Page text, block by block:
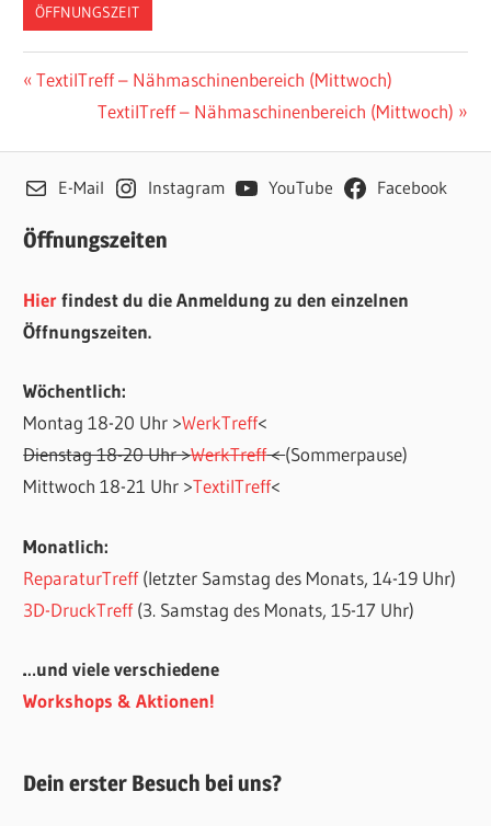
ÖFFNUNGSZEIT
Beitragsnavigation
Vorheriger
TextilTreff – Nähmaschinenbereich (Mittwoch)
Nächster
TextilTreff – Nähmaschinenbereich (Mittwoch)
E-Mail Instagram YouTube Facebook
Öffnungszeiten
Hierfindest du die Anmeldung zu den einzelnen
Öffnungszeiten.
Wöchentlich:
Montag 18-20 Uhr >WerkTreff<
Dienstag 18-20 Uhr >WerkTreff<(Sommerpause)
Mittwoch 18-21 Uhr >TextilTreff<
Monatlich:
ReparaturTreff(letzter Samstag des Monats, 14-19 Uhr)
3D-DruckTreff(3. Samstag des Monats, 15-17 Uhr)
…und viele verschiedene
Workshops & Aktionen!
Dein erster Besuch bei uns?